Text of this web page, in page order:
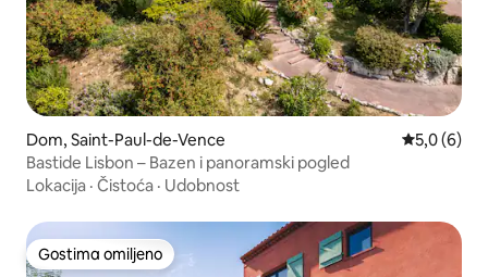
Dom, Saint-Paul-de-Vence Prosečna
5,0 (6)
Bastide Lisbon – Bazen i panoramski pogled
Lokacija · Čistoća · Udobnost
Gostima omiljeno
Gostima omiljeno